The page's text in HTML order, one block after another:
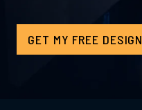
GET MY FREE DESIGN